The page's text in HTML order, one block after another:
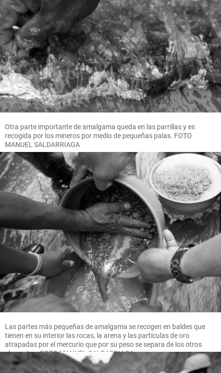
Otra parte importante de amalgama queda en las parrillas y es
recogida por los mineros por medio de pequeñas palas. FOTO
MANUEL SALDARRIAGA
Las partes más pequeñas de amalgama se recogen en baldes que
tienen en su interior las rocas, la arena y las partículas de oro
atrapadas por el mercurio que por su peso se separa de los otros
elementos. FOTO MANUEL SALDARRIAGA